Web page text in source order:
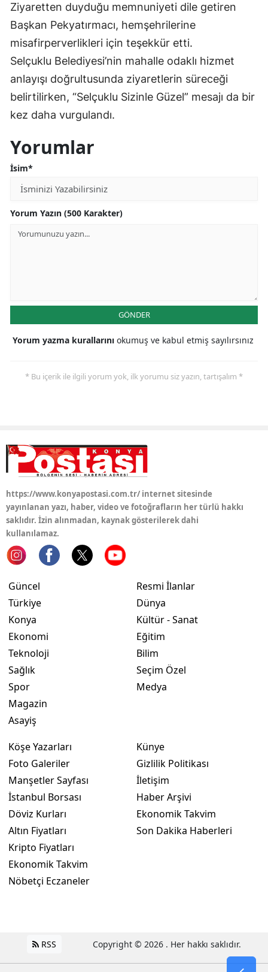
Kastamonu
Kayseri
Kırklareli
Kırşehir
Muş
Ordu
Sinop
Tunceli
Uşak
Bayburt
Ardahan
Ziyaretten duyduğu memnuniyeti dile getiren
Başkan Pekyatırmacı, hemşehrilerine
misafirperverlikleri için teşekkür etti.
Selçuklu Belediyesi’nin mahalle odaklı hizmet
anlayışı doğrultusunda ziyaretlerin süreceği
belirtilirken, “Selçuklu Sizinle Güzel” mesajı da bir
kez daha vurgulandı.
Yorumlar
İsim*
Yorum Yazın (500 Karakter)
GÖNDER
Yorum yazma kurallarını okumuş ve kabul etmiş sayılırsınız
* Bu içerik ile ilgili yorum yok, ilk yorumu siz yazın, tartışalım *
https://www.konyapostasi.com.tr/ internet sitesinde
yayınlanan yazı, haber, video ve fotoğrafların her türlü hakkı
saklıdır. İzin alınmadan, kaynak gösterilerek dahi
kullanılamaz.
Güncel
Türkiye
Konya
Ekonomi
Teknoloji
Sağlık
Spor
Magazin
Asayiş
Resmi İlanlar
Dünya
Kültür - Sanat
Eğitim
Bilim
Seçim Özel
Medya
Köşe Yazarları
Foto Galeriler
Manşetler Sayfası
İstanbul Borsası
Döviz Kurları
Altın Fiyatları
Kripto Fiyatları
Ekonomik Takvim
Nöbetçi Eczaneler
Künye
Gizlilik Politikası
İletişim
Haber Arşivi
Ekonomik Takvim
Son Dakika Haberleri
RSS Copyright © 2026 . Her hakkı saklıdır.